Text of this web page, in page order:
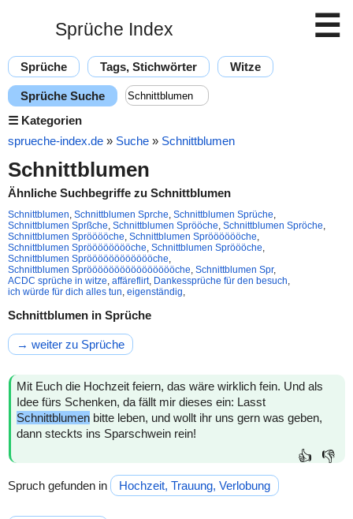
Sprüche Index ☰
Sprüche Tags, Stichwörter Witze
Sprüche Suche
☰ Kategorien
sprueche-index.de » Suche » Schnittblumen
Schnittblumen
Ähnliche Suchbegriffe zu Schnittblumen
Schnittblumen, Schnittblumen Sprche, Schnittblumen Sprüche,
Schnittblumen Sprßche, Schnittblumen Sprööche, Schnittblumen Spröche,
Schnittblumen Sprööööche, Schnittblumen Sprööööööche,
Schnittblumen Sprööööööööche, Schnittblumen Spröööche,
Schnittblumen Sprööööööööööööche,
Schnittblumen Sprööööööööööööööööche, Schnittblumen Spr,
ACDC sprüche in witze, affäreflirt, Dankessprüche für den besuch,
ich würde für dich alles tun, eigenständig,
Schnittblumen in Sprüche
→ weiter zu Sprüche
Mit Euch die Hochzeit feiern, das wäre wirklich fein. Und als
Idee fürs Schenken, da fällt mir dieses ein: Lasst
Schnittblumen bitte leben, und wollt ihr uns gern was geben,
dann steckts ins Sparschwein rein!
👍 👎
Spruch gefunden in Hochzeit, Trauung, Verlobung